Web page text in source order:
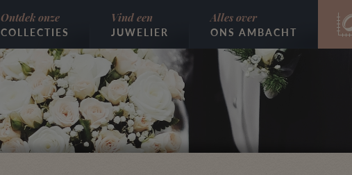
Ontdek onze
COLLECTIES
Vind een
JUWELIER
Alles over
ONS AMBACHT